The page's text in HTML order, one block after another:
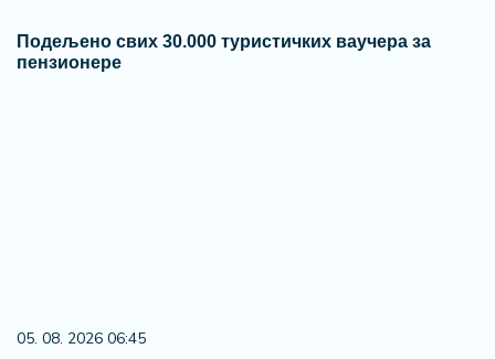
Подељено свих 30.000 туристичких ваучера за
пензионере
05. 08. 2026 06:45